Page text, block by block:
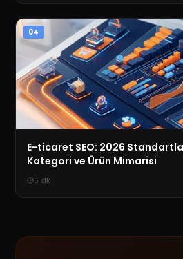
04
E-ticaret SEO: 2026
Kategori ve Ürün Mimarisi
5 dk